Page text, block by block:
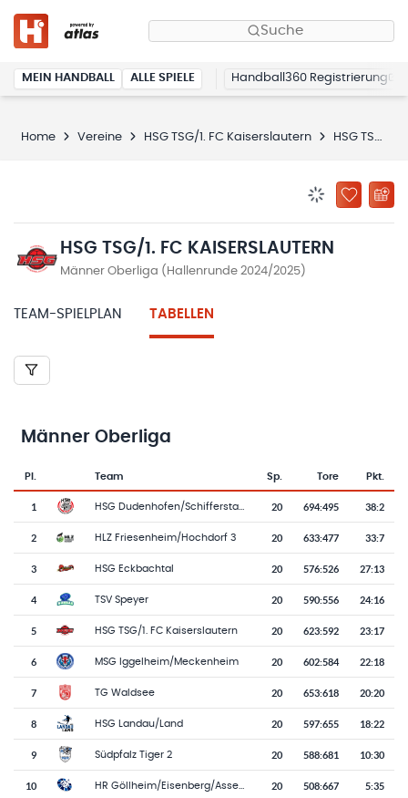
Suche
MEIN HANDBALL ALLE SPIELE Handball360 Registrierung
Home Vereine HSG TSG/1. FC Kaiserslautern HSG TSG/1. FC Kaiserslautern
ZU
HSG TSG/1. FC KAISERSLAUTERN
Männer Oberliga (Hallenrunde 2024/2025)
TEAM-SPIELPLAN TABELLEN
Männer Oberliga
Tabelle mit Vereinsplatzierungen, Spielen, Toren und Punkten
Pl.
Team-Logo
Team Sp. Tore Pkt.
1 20 694:495 38:2
2 HLZ Friesenheim/Hochdorf 3 20 633:477 33:7
3 HSG Eckbachtal 20 576:526 27:13
4 TSV Speyer 20 590:556 24:16
5 HSG TSG/1. FC Kaiserslautern 20 623:592 23:17
6 MSG Iggelheim/Meckenheim 20 602:584 22:18
7 TG Waldsee 20 653:618 20:20
8 HSG Landau/Land 20 597:655 18:22
9 Südpfalz Tiger 2 20 588:681 10:30
10 20 508:667 5:35